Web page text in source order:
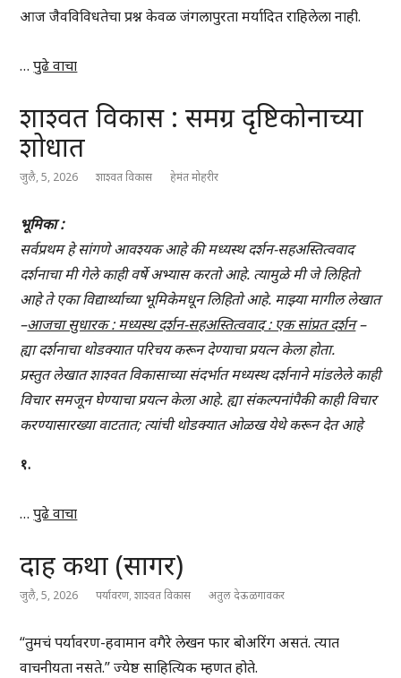
आज जैवविविधतेचा प्रश्न केवळ जंगलापुरता मर्यादित राहिलेला नाही.
…पुढे वाचा
शाश्वत विकास : समग्र दृष्टिकोनाच्या
शोधात
जुलै, 5, 2026 शाश्वत विकास हेमंत मोहरीर
भूमिका :
सर्वप्रथम हे सांगणे आवश्यक आहे की मध्यस्थ दर्शन-सहअस्तित्ववाद
दर्शनाचा मी गेले काही वर्षे अभ्यास करतो आहे. त्यामुळे मी जे लिहितो
आहे ते एका विद्यार्थ्याच्या भूमिकेमधून लिहितो आहे. माझ्या मागील लेखात
–आजचा सुधारक : मध्यस्थ दर्शन-सहअस्तित्ववाद : एक सांप्रत दर्शन–
ह्या दर्शनाचा थोडक्यातपरिचय करून देण्याचा प्रयत्न केला होता.
प्रस्तुत लेखात शाश्वत विकासाच्या संदर्भात मध्यस्थ दर्शनाने मांडलेले काही
विचार समजून घेण्याचा प्रयत्न केला आहे. ह्या संकल्पनांपैकी काही विचार
करण्यासारख्या वाटतात; त्यांची थोडक्यात ओळख येथे करून देत आहे
१.
…पुढे वाचा
दाह कथा (सागर)
जुलै, 5, 2026 पर्यावरण,शाश्वत विकास अतुल देऊळगावकर
“तुमचं पर्यावरण-हवामान वगैरे लेखन फार बोअरिंग असतं. त्यात
वाचनीयता नसते.” ज्येष्ठ साहित्यिक म्हणत होते.